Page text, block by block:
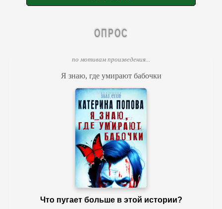
ОПРОС
по мотивам произведения...
Я знаю, где умирают бабочки
Что пугает больше в этой истории?